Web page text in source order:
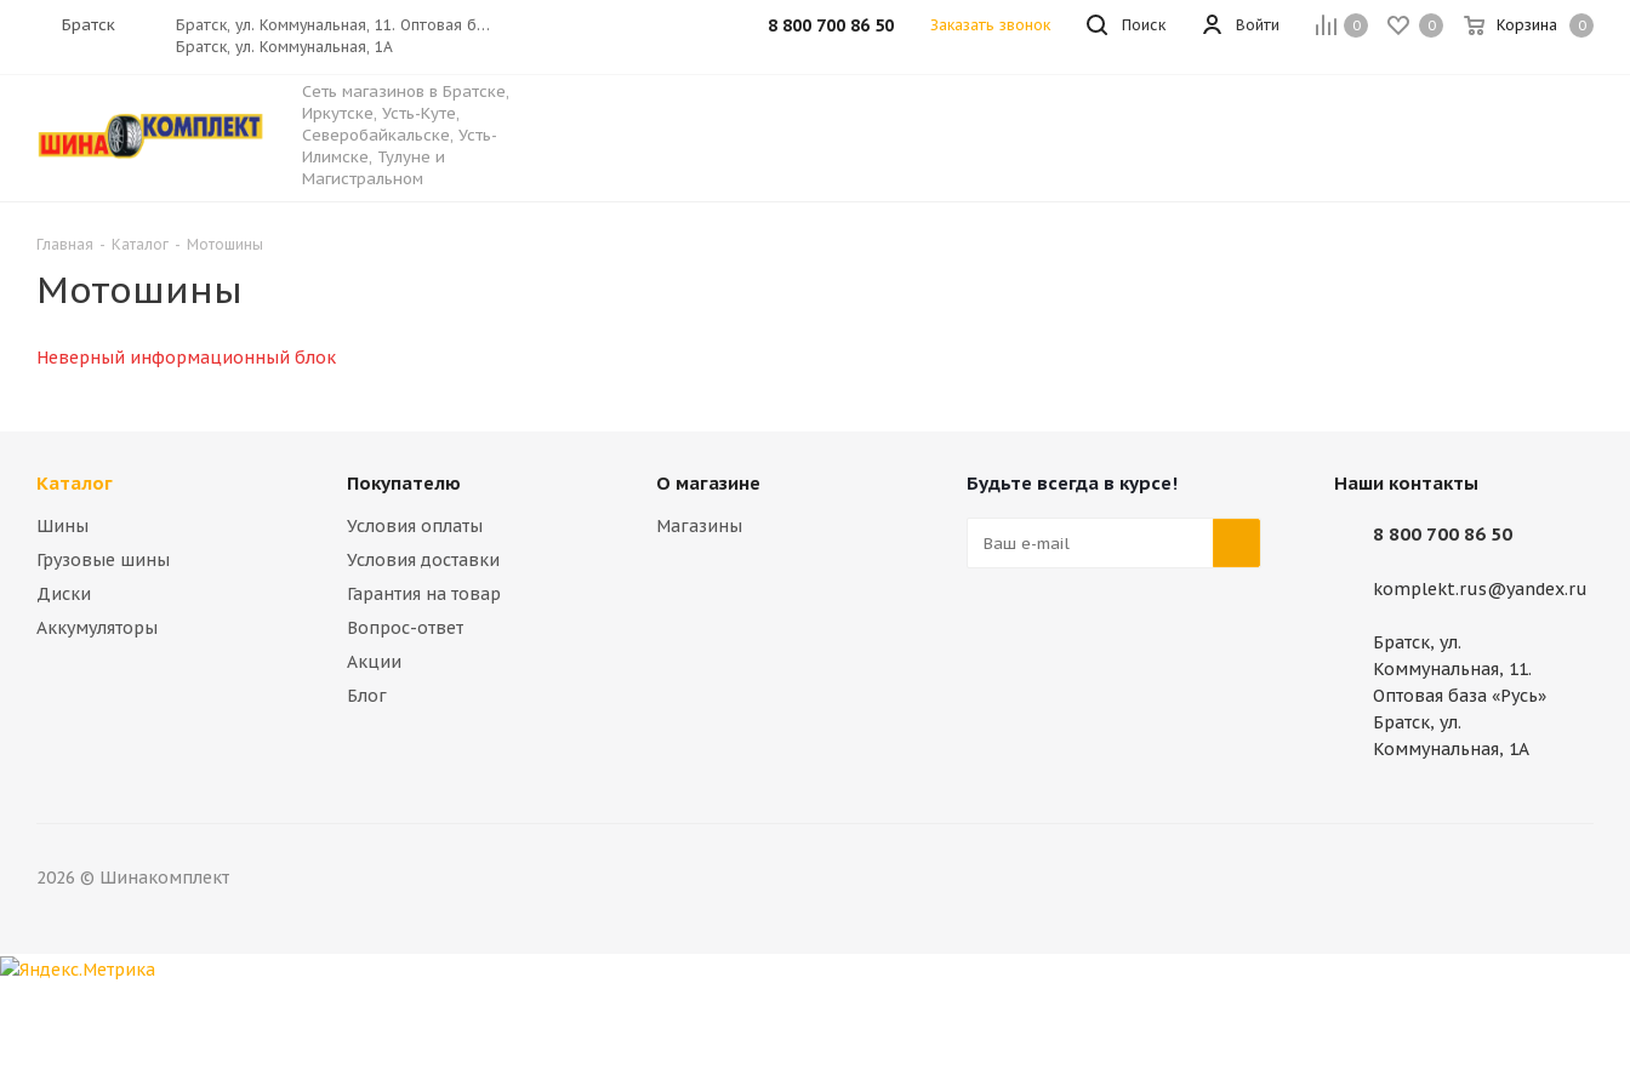
Братск 0 0 Корзина 0
Войти
Братск, ул. Коммунальная, 11. Оптовая база «Русь»
Братск, ул. Коммунальная, 1А
Поиск
8 800 700 86 50 Заказать звонок
Сеть магазинов в Братске,
Иркутске, Усть-Куте,
Северобайкальске, Усть-
Илимске, Тулуне и
Магистральном
Главная - Каталог - Мотошины
Мотошины
Неверный информационный блок
Каталог
Шины
Грузовые шины
Диски
Аккумуляторы
Покупателю
Условия оплаты
Условия доставки
Гарантия на товар
Вопрос-ответ
Акции
Блог
О магазине
Магазины
Будьте всегда в курсе! Наши контакты
8 800 700 86 50
komplekt.rus@yandex.ru
Братск, ул.
Коммунальная, 11.
Оптовая база «Русь»
Братск, ул.
Коммунальная, 1А
2026 © Шинакомплект